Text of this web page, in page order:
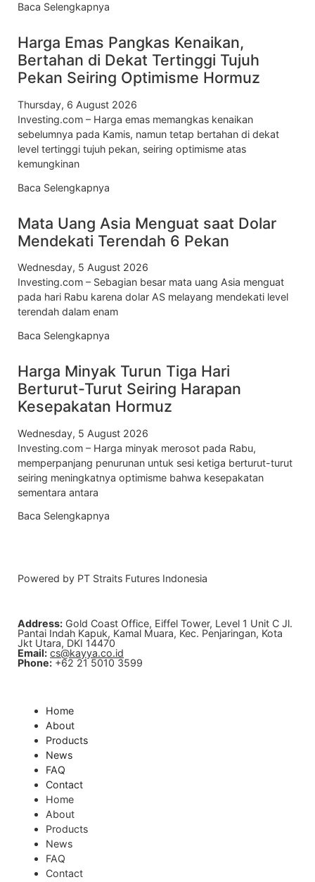
Baca Selengkapnya
Harga Emas Pangkas Kenaikan,
Bertahan di Dekat Tertinggi Tujuh
Pekan Seiring Optimisme Hormuz
Thursday, 6 August 2026
Investing.com – Harga emas memangkas kenaikan
sebelumnya pada Kamis, namun tetap bertahan di dekat
level tertinggi tujuh pekan, seiring optimisme atas
kemungkinan
Baca Selengkapnya
Mata Uang Asia Menguat saat Dolar
Mendekati Terendah 6 Pekan
Wednesday, 5 August 2026
Investing.com – Sebagian besar mata uang Asia menguat
pada hari Rabu karena dolar AS melayang mendekati level
terendah dalam enam
Baca Selengkapnya
Harga Minyak Turun Tiga Hari
Berturut-Turut Seiring Harapan
Kesepakatan Hormuz
Wednesday, 5 August 2026
Investing.com – Harga minyak merosot pada Rabu,
memperpanjang penurunan untuk sesi ketiga berturut-turut
seiring meningkatnya optimisme bahwa kesepakatan
sementara antara
Baca Selengkapnya
Powered by PT Straits Futures Indonesia
Address: Gold Coast Office, Eiffel Tower, Level 1 Unit C Jl.
Pantai Indah Kapuk, Kamal Muara, Kec. Penjaringan, Kota
Jkt Utara, DKI 14470
Email: cs@kayya.co.id
Phone: +62 21 5010 3599
Home
About
Products
News
FAQ
Contact
Home
About
Products
News
FAQ
Contact